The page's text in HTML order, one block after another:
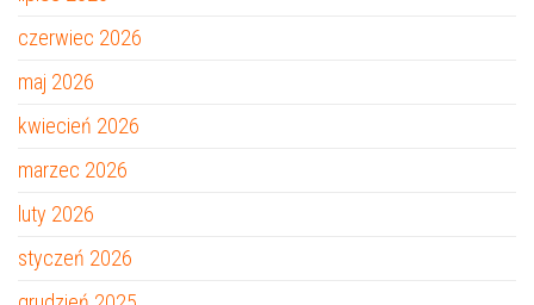
czerwiec 2026
maj 2026
kwiecień 2026
marzec 2026
luty 2026
styczeń 2026